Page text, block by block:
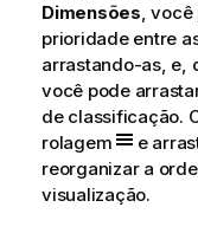
Dimensões, você
prioridade entre
arrastando-as, e,
você pode
de classificação.
rolagem
e
reorganizar a
visualização.